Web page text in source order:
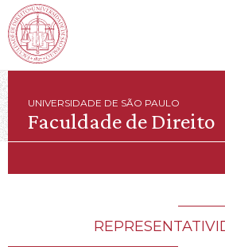
UNIVERSIDADE DE SÃO PAULO
Faculdade de Direito